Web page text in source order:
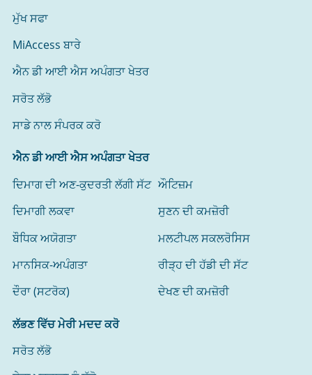
ਮੁੱਖ ਸਫਾ
MiAccess ਬਾਰੇ
ਐਨ ਡੀ ਆਈ ਐਸ ਅਪੰਗਤਾ ਖੇਤਰ
ਸਰੋਤ ਲੱਭੋ
ਸਾਡੇ ਨਾਲ ਸੰਪਰਕ ਕਰੋ
ਐਨ ਡੀ ਆਈ ਐਸ ਅਪੰਗਤਾ ਖੇਤਰ
ਦਿਮਾਗ ਦੀ ਅਣ-ਕੁਦਰਤੀ ਲੱਗੀ ਸੱਟ ਔਟਿਜ਼ਮ
ਦਿਮਾਗੀ ਲਕਵਾ
ਸੁਣਨ ਦੀ ਕਮਜ਼ੋਰੀ
ਬੌਧਿਕ ਅਯੋਗਤਾ
ਮਲਟੀਪਲ ਸਕਲਰੋਸਿਸ
ਮਾਨਸਿਕ-ਅਪੰਗਤਾ
ਰੀੜ੍ਹ ਦੀ ਹੱਡੀ ਦੀ ਸੱਟ
ਦੌਰਾ (ਸਟਰੋਕ)
ਦੇਖਣ ਦੀ ਕਮਜ਼ੋਰੀ
ਲੱਭਣ ਵਿੱਚ ਮੇਰੀ ਮਦਦ ਕਰੋ
ਸਰੋਤ ਲੱਭੋ